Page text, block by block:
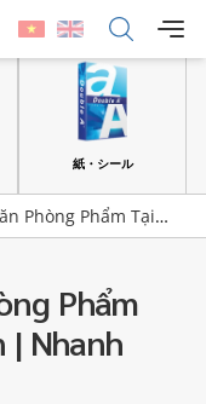
紙・シール
Phòng Phẩm Tại
Phẩm
| Nhanh